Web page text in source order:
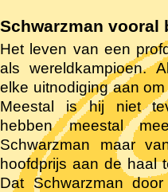
Schwarzman vooral
Het leven van een
als wereldkampioen.
elke uitnodiging aan
Meestal is hij niet
hebben meestal
Schwarzman maar
hoofdprijs aan de haal
Dat Schwarzman